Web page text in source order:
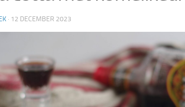
· 12 DECEMBER 2023